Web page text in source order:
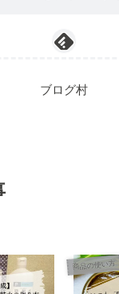
ブログ村
商品の使い方